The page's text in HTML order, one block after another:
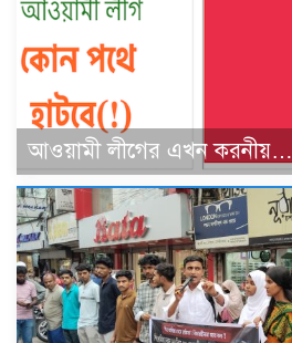
আওয়ামী লীগের এখন করনীয়…